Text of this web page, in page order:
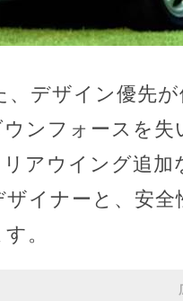
、デザイン優先
ンフォースを
アウイング追
イナーと、安
。